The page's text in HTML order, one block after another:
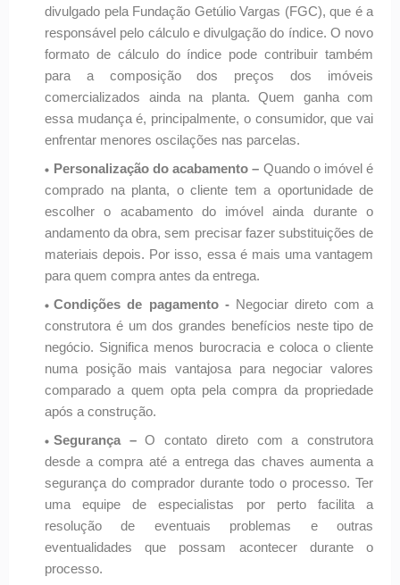
divulgado pela Fundação Getúlio Vargas (FGC), que é a
responsável pelo cálculo e divulgação do índice. O novo
formato de cálculo do índice pode contribuir também
para a composição dos preços dos imóveis
comercializados ainda na planta. Quem ganha com
essa mudança é, principalmente, o consumidor, que vai
enfrentar menores oscilações nas parcelas.
Personalização do acabamento – Quando o imóvel é
comprado na planta, o cliente tem a oportunidade de
escolher o acabamento do imóvel ainda durante o
andamento da obra, sem precisar fazer substituições de
materiais depois. Por isso, essa é mais uma vantagem
para quem compra antes da entrega.
Condições de pagamento -Negociar direto com a
construtora é um dos grandes benefícios neste tipo de
negócio. Significa menos burocracia e coloca o cliente
numa posição mais vantajosa para negociar valores
comparado a quem opta pela compra da propriedade
após a construção.
Segurança –O contato direto com a construtora
desde a compra até a entrega das chaves aumenta a
segurança do comprador durante todo o processo. Ter
uma equipe de especialistas por perto facilita a
resolução de eventuais problemas e outras
eventualidades que possam acontecer durante o
processo.